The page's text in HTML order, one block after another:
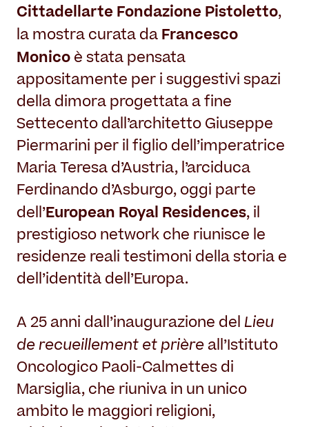
Cittadellarte Fondazione Pistoletto,
la mostra curata da Francesco
Monico è stata pensata
appositamente per i suggestivi spazi
della dimora progettata a fine
Settecento dall’architetto Giuseppe
Piermarini per il figlio dell’imperatrice
Maria Teresa d’Austria, l’arciduca
Ferdinando d’Asburgo, oggi parte
dell’European Royal Residences, il
prestigioso network che riunisce le
residenze reali testimoni della storia e
dell’identità dell’Europa.
A 25 anni dall’inaugurazione del Lieu
de recueillement et prière all’Istituto
Oncologico Paoli-Calmettes di
Marsiglia, che riuniva in un unico
ambito le maggiori religioni,